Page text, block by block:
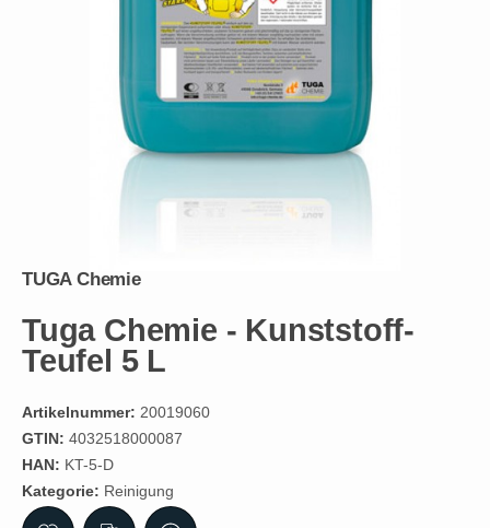
TUGA Chemie
Tuga Chemie - Kunststoff-
Teufel 5 L
Artikelnummer: 20019060
GTIN: 4032518000087
HAN: KT-5-D
Kategorie: Reinigung